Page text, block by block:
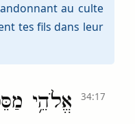
au culte
tes fils dans leur
אֱלֹהֵ֥י 34:17